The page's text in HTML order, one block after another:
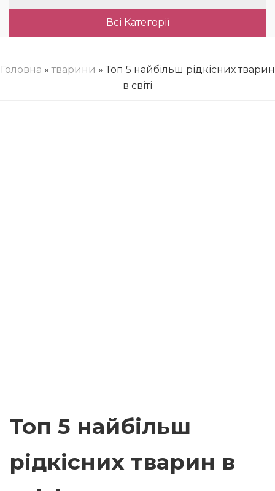
Всі Категорії
Головна »тварини » Топ 5 найбільш рідкісних тварин
в світі
Топ 5 найбільш
рідкісних тварин в